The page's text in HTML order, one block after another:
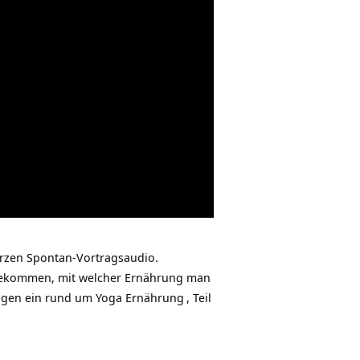
Spontan-Vortragsaudio.
mit welcher Ernährung man
ein rund um Yoga Ernährung , Teil